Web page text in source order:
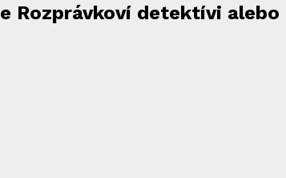
Rozprávkoví detektívi alebo